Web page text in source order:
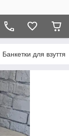
Банкетки для взуття